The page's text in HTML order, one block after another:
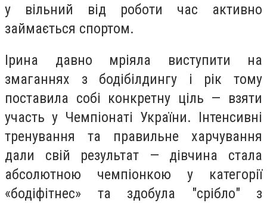
у вільний від роботи час активно
займається спортом.
Ірина давно мріяла виступити на
змаганнях з бодібілдингу і рік тому
поставила собі конкретну ціль — взяти
участь у Чемпіонаті України. Інтенсивні
тренування та правильне харчування
дали свій результат — дівчина стала
абсолютною чемпіонкою у категорії
«бодіфітнес» та здобула "срібло" з